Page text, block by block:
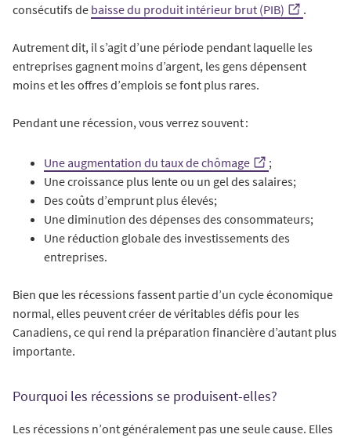
consécutifs de baisse du produit intérieur brut (PIB) .
Autrement dit, il s’agit d’une période pendant laquelle les
entreprises gagnent moins d’argent, les gens dépensent
moins et les offres d’emplois se font plus rares.
Pendant une récession, vous verrez souvent :
Une augmentation du taux de chômage
;
Une croissance plus lente ou un gel des salaires;
Des coûts d’emprunt plus élevés;
Une diminution des dépenses des consommateurs;
Une réduction globale des investissements des
entreprises.
Bien que les récessions fassent partie d’un cycle économique
normal, elles peuvent créer de véritables défis pour les
Canadiens, ce qui rend la préparation financière d’autant plus
importante.
Pourquoi les récessions se produisent-elles?
Les récessions n’ont généralement pas une seule cause. Elles